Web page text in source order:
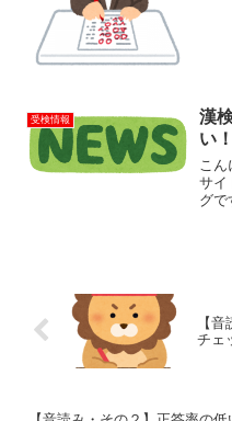
受検情報
漢
い！
こん
サ
グで
【
チェ